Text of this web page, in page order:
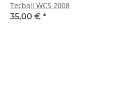
Tecball WCS 2008
35,00 € *